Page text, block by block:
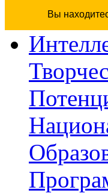
Вы